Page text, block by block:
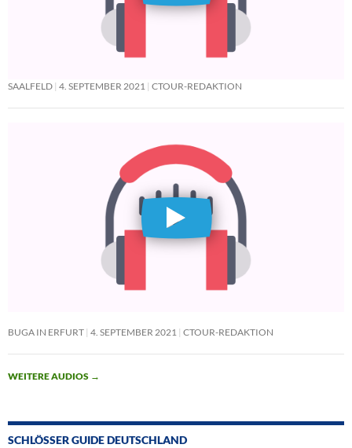
SAALFELD 4. SEPTEMBER 2021 CTOUR-REDAKTION
BUGA IN ERFURT 4. SEPTEMBER 2021 CTOUR-REDAKTION
WEITERE AUDIOS →
SCHLÖSSER GUIDE DEUTSCHLAND